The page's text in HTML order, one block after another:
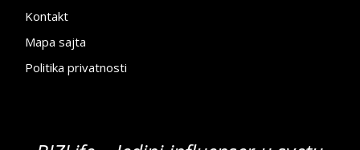
Kontakt
Mapa sajta
Politika privatnosti